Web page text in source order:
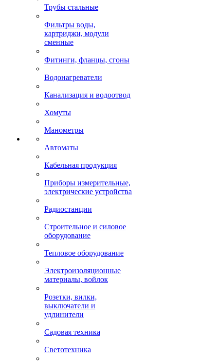
Трубы стальные
Фильтры воды,
картриджи, модули
сменные
Фитинги, фланцы, сгоны
Водонагреватели
Канализация и водоотвод
Хомуты
Манометры
Автоматы
Кабельная продукция
Приборы измерительные,
электрические устройства
Радиостанции
Строительное и силовое
оборудование
Тепловое оборудование
Электроизоляционные
материалы, войлок
Розетки, вилки,
выключатели и
удлинители
Садовая техника
Светотехника